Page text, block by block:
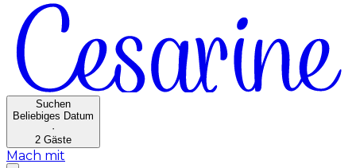
Suchen
Beliebiges Datum
·
2 Gäste
Mach mit